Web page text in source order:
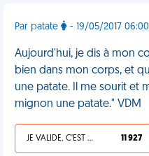
Par patate - 19/05/2017 06:00
Aujourd'hui, je dis à mon
bien dans mon corps, et
une patate. Il me sourit et
mignon une patate." VDM
JE VALIDE, C'EST UNE VDM 11 927